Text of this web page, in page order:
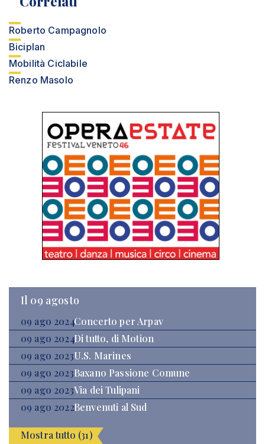
Roberto Campagnolo
Biciplan
Mobilità Ciclabile
Renzo Masolo
Il 09 agosto
09 ago 2024Concerto per Arpav
09 ago 2024Di tutto, di Motion
09 ago 2023U.S. Marines
09 ago 2023Baxano Passione Comune
09 ago 2023Via dei Tulipani
09 ago 2022Benvenuti al Sud
Mostra tutto (31)